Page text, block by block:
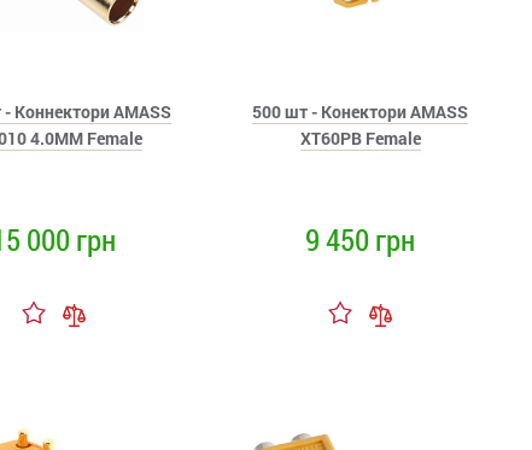
Коннектори AMASS
4.0MM Female
000 грн
500 шт - Конектори AMASS
XT60PB Female
9 450 грн